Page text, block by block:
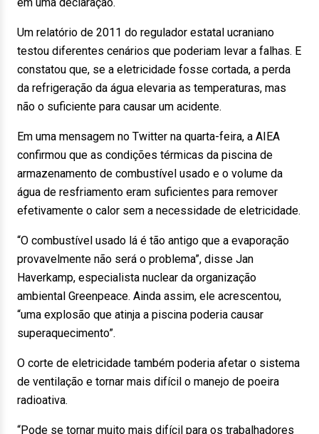
Um relatório de 2011 do regulador estatal ucraniano
testou diferentes cenários que poderiam levar a falhas. E
constatou que, se a eletricidade fosse cortada, a perda
da refrigeração da água elevaria as temperaturas, mas
não o suficiente para causar um acidente.
Em uma mensagem no Twitter na quarta-feira, a AIEA
confirmou que as condições térmicas da piscina de
armazenamento de combustível usado e o volume da
água de resfriamento eram suficientes para remover
efetivamente o calor sem a necessidade de eletricidade.
“O combustível usado lá é tão antigo que a evaporação
provavelmente não será o problema”, disse Jan
Haverkamp, especialista nuclear da organização
ambiental Greenpeace. Ainda assim, ele acrescentou,
“uma explosão que atinja a piscina poderia causar
superaquecimento”.
O corte de eletricidade também poderia afetar o sistema
de ventilação e tornar mais difícil o manejo de poeira
radioativa.
“Pode se tornar muito mais difícil para os trabalhadores